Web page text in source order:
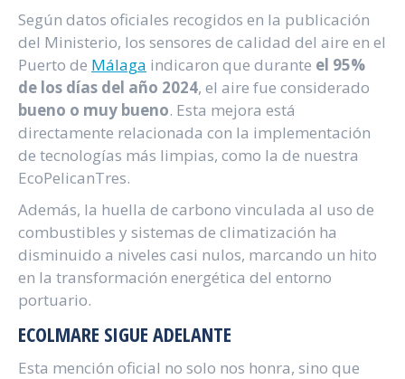
Según datos oficiales recogidos en la publicación
del Ministerio, los sensores de calidad del aire en el
Puerto de Málaga indicaron que durante el 95%
de los días del año 2024, el aire fue considerado
bueno o muy bueno. Esta mejora está
directamente relacionada con la implementación
de tecnologías más limpias, como la de nuestra
EcoPelicanTres.
Además, la huella de carbono vinculada al uso de
combustibles y sistemas de climatización ha
disminuido a niveles casi nulos, marcando un hito
en la transformación energética del entorno
portuario.
ECOLMARE SIGUE ADELANTE
Esta mención oficial no solo nos honra, sino que